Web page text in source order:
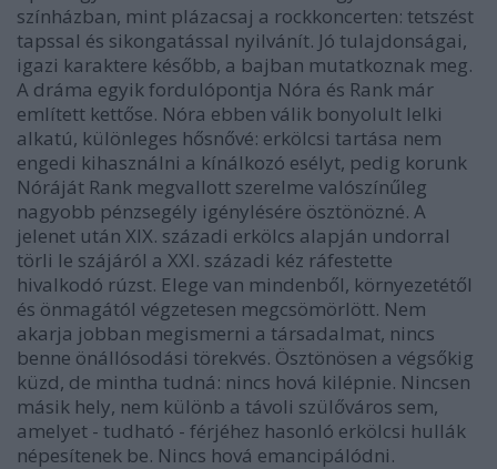
színházban, mint plázacsaj a rockkoncerten: tetszést
tapssal és sikongatással nyilvánít. Jó tulajdonságai,
igazi karaktere később, a bajban mutatkoznak meg.
A dráma egyik fordulópontja Nóra és Rank már
említett kettőse. Nóra ebben válik bonyolult lelki
alkatú, különleges hősnővé: erkölcsi tartása nem
engedi kihasználni a kínálkozó esélyt, pedig korunk
Nóráját Rank megvallott szerelme valószínűleg
nagyobb pénzsegély igénylésére ösztönözné. A
jelenet után XIX. századi erkölcs alapján undorral
törli le szájáról a XXI. századi kéz ráfestette
hivalkodó rúzst. Elege van mindenből, környezetétől
és önmagától végzetesen megcsömörlött. Nem
akarja jobban megismerni a társadalmat, nincs
benne önállósodási törekvés. Ösztönösen a végsőkig
küzd, de mintha tudná: nincs hová kilépnie. Nincsen
másik hely, nem különb a távoli szülőváros sem,
amelyet - tudható - férjéhez hasonló erkölcsi hullák
népesítenek be. Nincs hová emancipálódni.